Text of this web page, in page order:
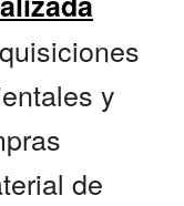
y
de